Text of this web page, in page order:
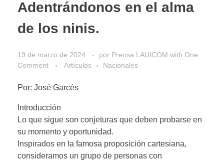
Adentrándonos en el alma
de los ninis.
19 de marzo de 2024 por Prensa LAUICOM with One
Comment
Artículos Nacionales
Por: José Garcés
Introducción
Lo que sigue son conjeturas que deben probarse en
su momento y oportunidad.
Inspirados en la famosa proposición cartesiana,
consideramos un grupo de personas con